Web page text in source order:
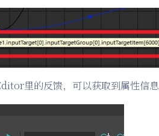
里的反馈，可以获取到属性信息